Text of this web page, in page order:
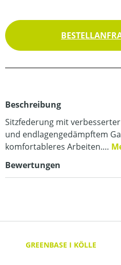
Beschreibung
Sitzfederung mit
und endlagengedämpftem
komfortableres Arbeiten.…
Bewertungen
GREENBASE I KÖLLE